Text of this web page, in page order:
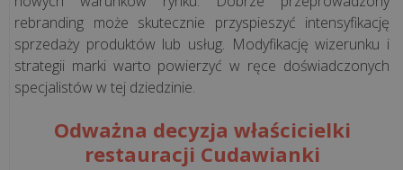
kiedy
trzeba
ją
mieć?
Sprzedaż
rebranding może skutecznie przyspieszyć intensyfikację
sprzedaży produktów lub usług. Modyfikację wizerunku i
strategii marki warto powierzyć w ręce doświadczonych
specjalistów w tej dziedzinie.
Odważna decyzja właścicielki
restauracji Cudawianki